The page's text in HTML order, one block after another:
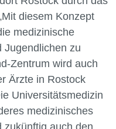
diesem Konzept
medizinische
Jugendlichen zu
Zentrum wird auch
Ärzte in Rostock
Universitätsmedizin
medizinisches